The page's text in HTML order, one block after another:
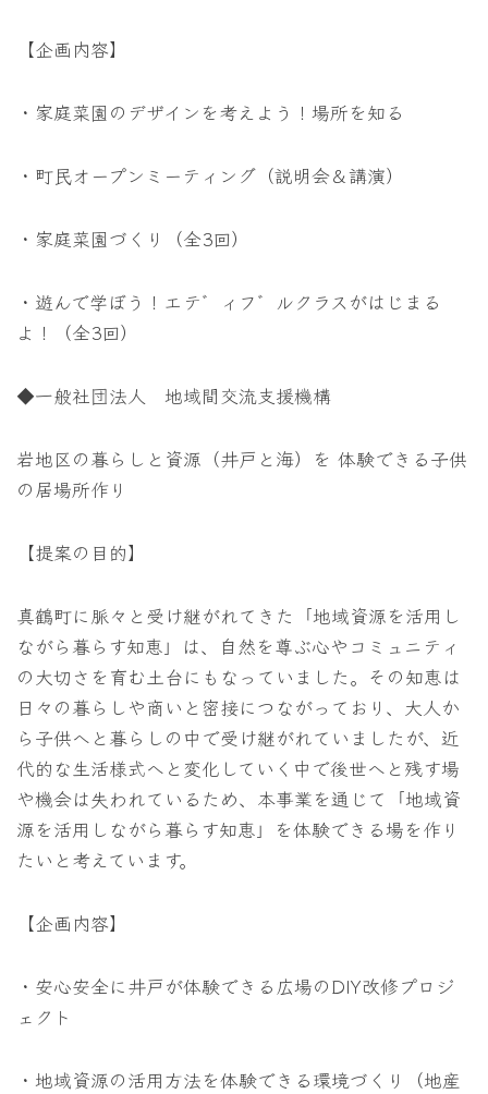
【企画内容】
・家庭菜園のデザインを考えよう！場所を知る
・町民オープンミーティング（説明会＆講演）
・家庭菜園づくり（全3回）
・遊んで学ぼう！エテ゛ィフ゛ルクラスがはじまる
よ！（全3回）
◆一般社団法人 地域間交流支援機構
岩地区の暮らしと資源（井戸と海）を 体験できる子供
の居場所作り
【提案の目的】
真鶴町に脈々と受け継がれてきた「地域資源を活用し
ながら暮らす知恵」は、自然を尊ぶ心やコミュニティ
の大切さを育む土台にもなっていました。その知恵は
日々の暮らしや商いと密接につながっており、大人か
ら子供へと暮らしの中で受け継がれていましたが、近
代的な生活様式へと変化していく中で後世へと残す場
や機会は失われているため、本事業を通じて「地域資
源を活用しながら暮らす知恵」を体験できる場を作り
たいと考えています。
【企画内容】
・安心安全に井戸が体験できる広場のDIY改修プロジ
ェクト
・地域資源の活用方法を体験できる環境づくり（地産